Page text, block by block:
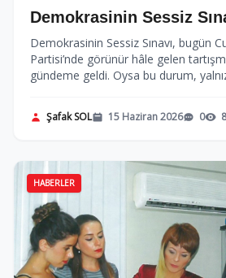
Demokrasinin Sessiz
Demokrasinin Sessiz Sınavı, bugün
Partisi’nde görünür hâle gelen
gündeme geldi. Oysa bu durum,
Şafak SOL 15 Haziran 2026 0
HABERLER